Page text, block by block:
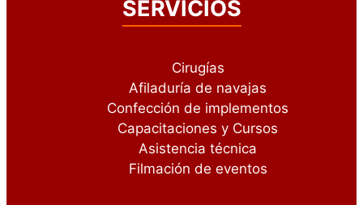
SERVICIOS
Cirugías
Afiladuría de navajas
Confección de implementos
Capacitaciones y Cursos
Asistencia técnica
Filmación de eventos